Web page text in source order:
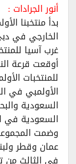
أنور الجرادات :
بدأ منتخبنا
الخارجي في
غرب آسيا
أوقعت قرعة
الأولمبي في
السعودية
السعودية في
وضمت
عمان وقطر